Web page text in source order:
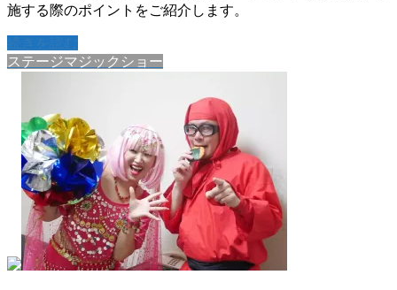
施する際のポイントをご紹介します。
ステージマジックショー